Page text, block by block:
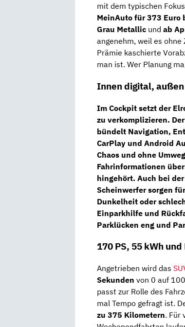
mit dem typischen
MeinAuto für 373 Euro
Grau Metallic und ab
angenehm, weil es
Prämie kaschierte
man ist. Wer Planung
Innen digital,
Im Cockpit setzt der
zu verkomplizieren. Der
bündelt Navigation,
CarPlay und Android
Chaos und ohne
Fahrinformationen
hingehört. Auch bei
Scheinwerfersorgen
Dunkelheit oder
Einparkhilfe und
Parklücken eng und
170 PS, 55 kWh
Angetrieben wird das
Sekunden von 0 auf
passt zur Rolle des
mal Tempo gefragt ist.
zu 375 Kilometern. Für